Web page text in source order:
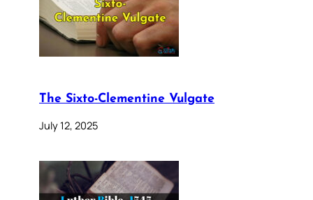
The Sixto-Clementine Vulgate
July 12, 2025